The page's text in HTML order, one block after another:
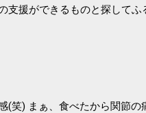
支援ができるものと探してふ
たのですが、節税になるほ
(笑) まぁ、食べたから関節